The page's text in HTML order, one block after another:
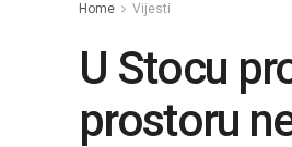
Home Vijesti
U Stocu
prostoru